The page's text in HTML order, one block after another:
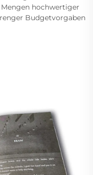
hochwertiger
Budgetvorgaben